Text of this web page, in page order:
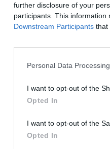
further disclosure of your
participants. This
Downstream Participants that
Personal Data
I want to opt-out of the
Opted In
I want to opt-out of the
Opted In
gefällt dies.